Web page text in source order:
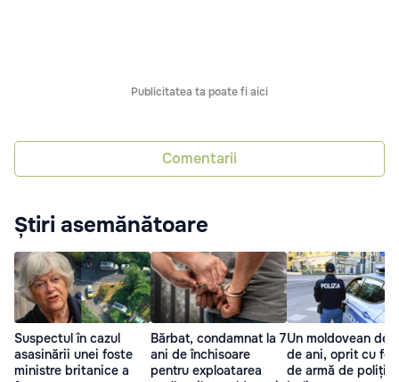
Publicitatea ta poate fi aici
Comentarii
Știri asemănătoare
Suspectul în cazul
asasinării unei foste
ministre britanice a
Bărbat, condamnat la 7
ani de închisoare
pentru exploatarea
Un moldovean de
de ani, oprit cu
de armă de